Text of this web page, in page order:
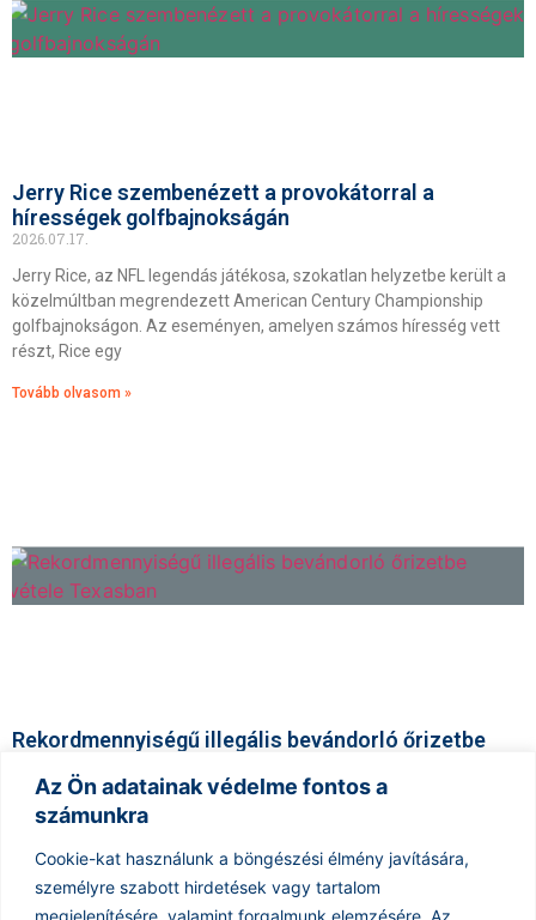
Az Ön adatainak védelme fontos a
számunkra
Cookie-kat használunk a böngészési élmény javítására,
személyre szabott hirdetések vagy tartalom
megjelenítésére, valamint forgalmunk elemzésére. Az
Jerry Rice szembenézett a provokátorral a
hírességek golfbajnokságán
2026.07.17.
Jerry Rice, az NFL legendás játékosa, szokatlan helyzetbe került a
közelmúltban megrendezett American Century Championship
golfbajnokságon. Az eseményen, amelyen számos híresség vett
részt, Rice egy
Tovább olvasom »
Rekordmennyiségű illegális bevándorló őrizetbe
2026.07.16.
A legfrissebb jelentések szerint az ICE (Immigration and Customs
Enforcement) Harlingenben, Texas állam déli részén, egyetlen nap
alatt rekordszámú, összesen 238 illegális bevándorlót vett őrizetbe.
Tovább olvasom »